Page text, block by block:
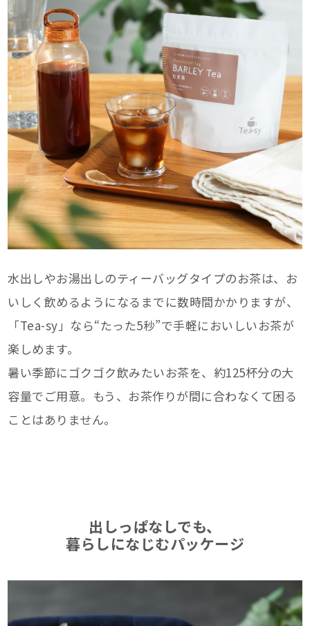
水出しやお湯出しのティーバッグタイプのお茶は、お
いしく飲めるようになるまでに数時間かかりますが、
「Tea-sy」なら“たった5秒”で手軽においしいお茶が
楽しめます。
暑い季節にゴクゴク飲みたいお茶を、約125杯分の大
容量でご用意。もう、お茶作りが間に合わなくて困る
ことはありません。
出しっぱなしでも、
暮らしになじむパッケージ